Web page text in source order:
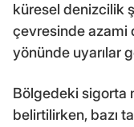
küresel denizcilik
çevresinde azami
yönünde uyarılar
Bölgedeki sigorta
belirtilirken, bazı